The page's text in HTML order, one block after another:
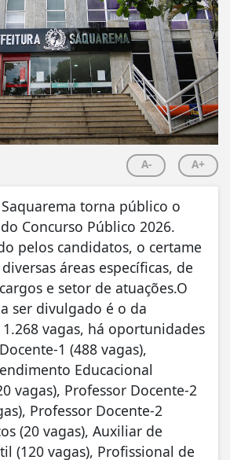
A- A+
torna público o
Concurso Público 2026.
pelos candidatos, o certame
áreas específicas, de
e setor de atuações.O
ser divulgado é o da
1.268 vagas, há oportunidades
1 (488 vagas),
Educacional
vagas), Professor Docente-2
Professor Docente-2
(20 vagas), Auxiliar de
(120 vagas), Profissional de